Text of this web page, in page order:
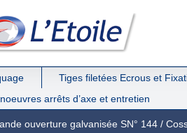
Tiges filetées Ecrous et
arrêts d’axe et entretien
ouverture galvanisée SN° 144/